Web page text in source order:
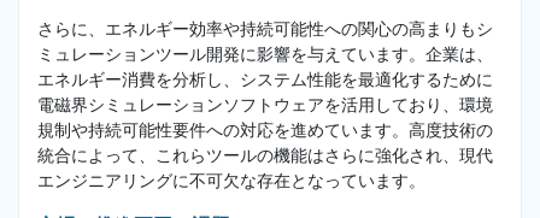
さらに、エネルギー効率や持続可能性への関心の高まりもシ
ミュレーションツール開発に影響を与えています。企業は、
エネルギー消費を分析し、システム性能を最適化するために
電磁界シミュレーションソフトウェアを活用しており、環境
規制や持続可能性要件への対応を進めています。高度技術の
統合によって、これらツールの機能はさらに強化され、現代
エンジニアリングに不可欠な存在となっています。